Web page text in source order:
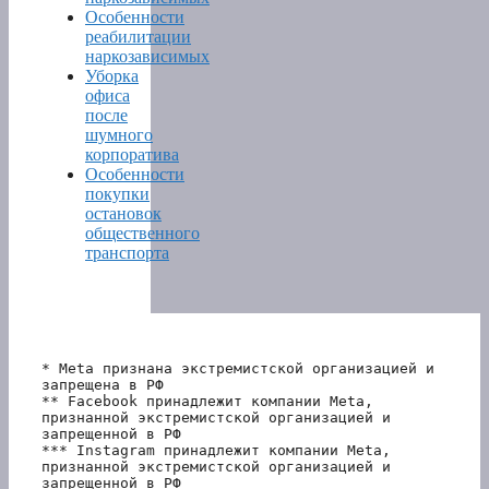
Особенности
реабилитации
наркозависимых
Уборка
офиса
после
шумного
корпоратива
Особенности
покупки
остановок
общественного
транспорта
* Meta признана экстремистской организацией и
запрещена в РФ
** Facebook принадлежит компании Meta,
признанной экстремистской организацией и
запрещенной в РФ
*** Instagram принадлежит компании Meta,
признанной экстремистской организацией и
запрещенной в РФ